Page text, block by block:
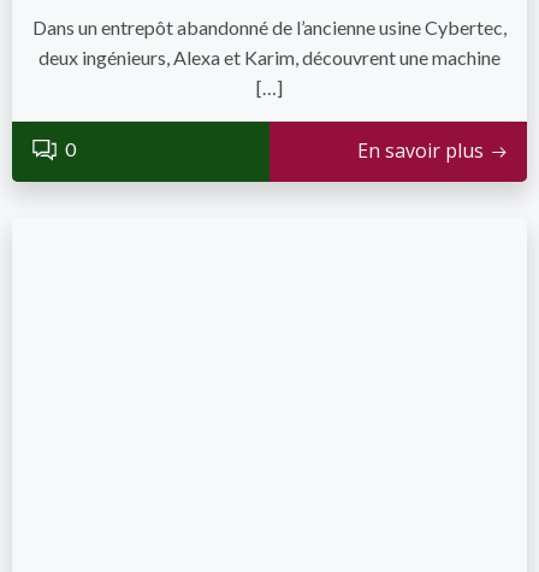
Dans un entrepôt abandonné de l’ancienne usine Cybertec,
deux ingénieurs, Alexa et Karim, découvrent une machine
[…]
0 En savoir plus